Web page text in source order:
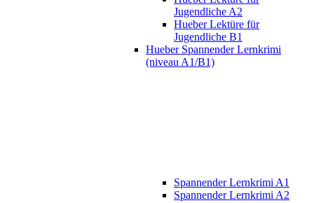
Jugendliche A2
Hueber Lektüre für
Jugendliche B1
Hueber Spannender Lernkrimi
(niveau A1/B1)
Spannender Lernkrimi A1
Spannender Lernkrimi A2